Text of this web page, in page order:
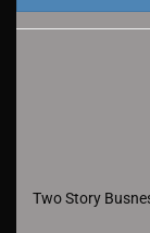
Two Story